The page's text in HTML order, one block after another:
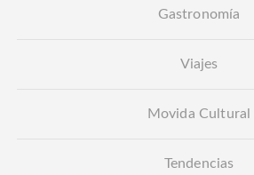
Gastronomía
Viajes
Movida Cultural
Tendencias